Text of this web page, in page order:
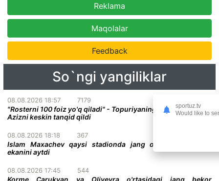
Reklama
Maqolalar
Feedback
So`ngi yangiliklar
08.08.2026 18:57 7179
"Rosterni 100 foiz yo'q qiladi" - Topuriyaning menejeri Abdel-
Azizni keskin tanqid qildi
08.08.2026 18:18 367
Islam Maxachev qaysi stadionda jang o'tkazish istagida
ekanini aytdi
08.08.2026 17:45 544
Korme Carukyan va Oliveyra o'rtasidagi jang bekor
sportuz.tv
Would like to